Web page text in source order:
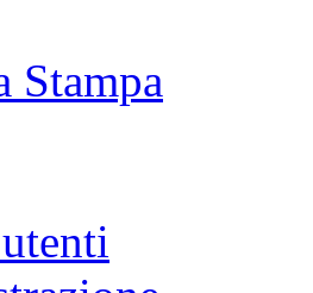
Stampa